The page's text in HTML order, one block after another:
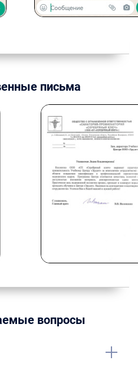
письма
вопросы